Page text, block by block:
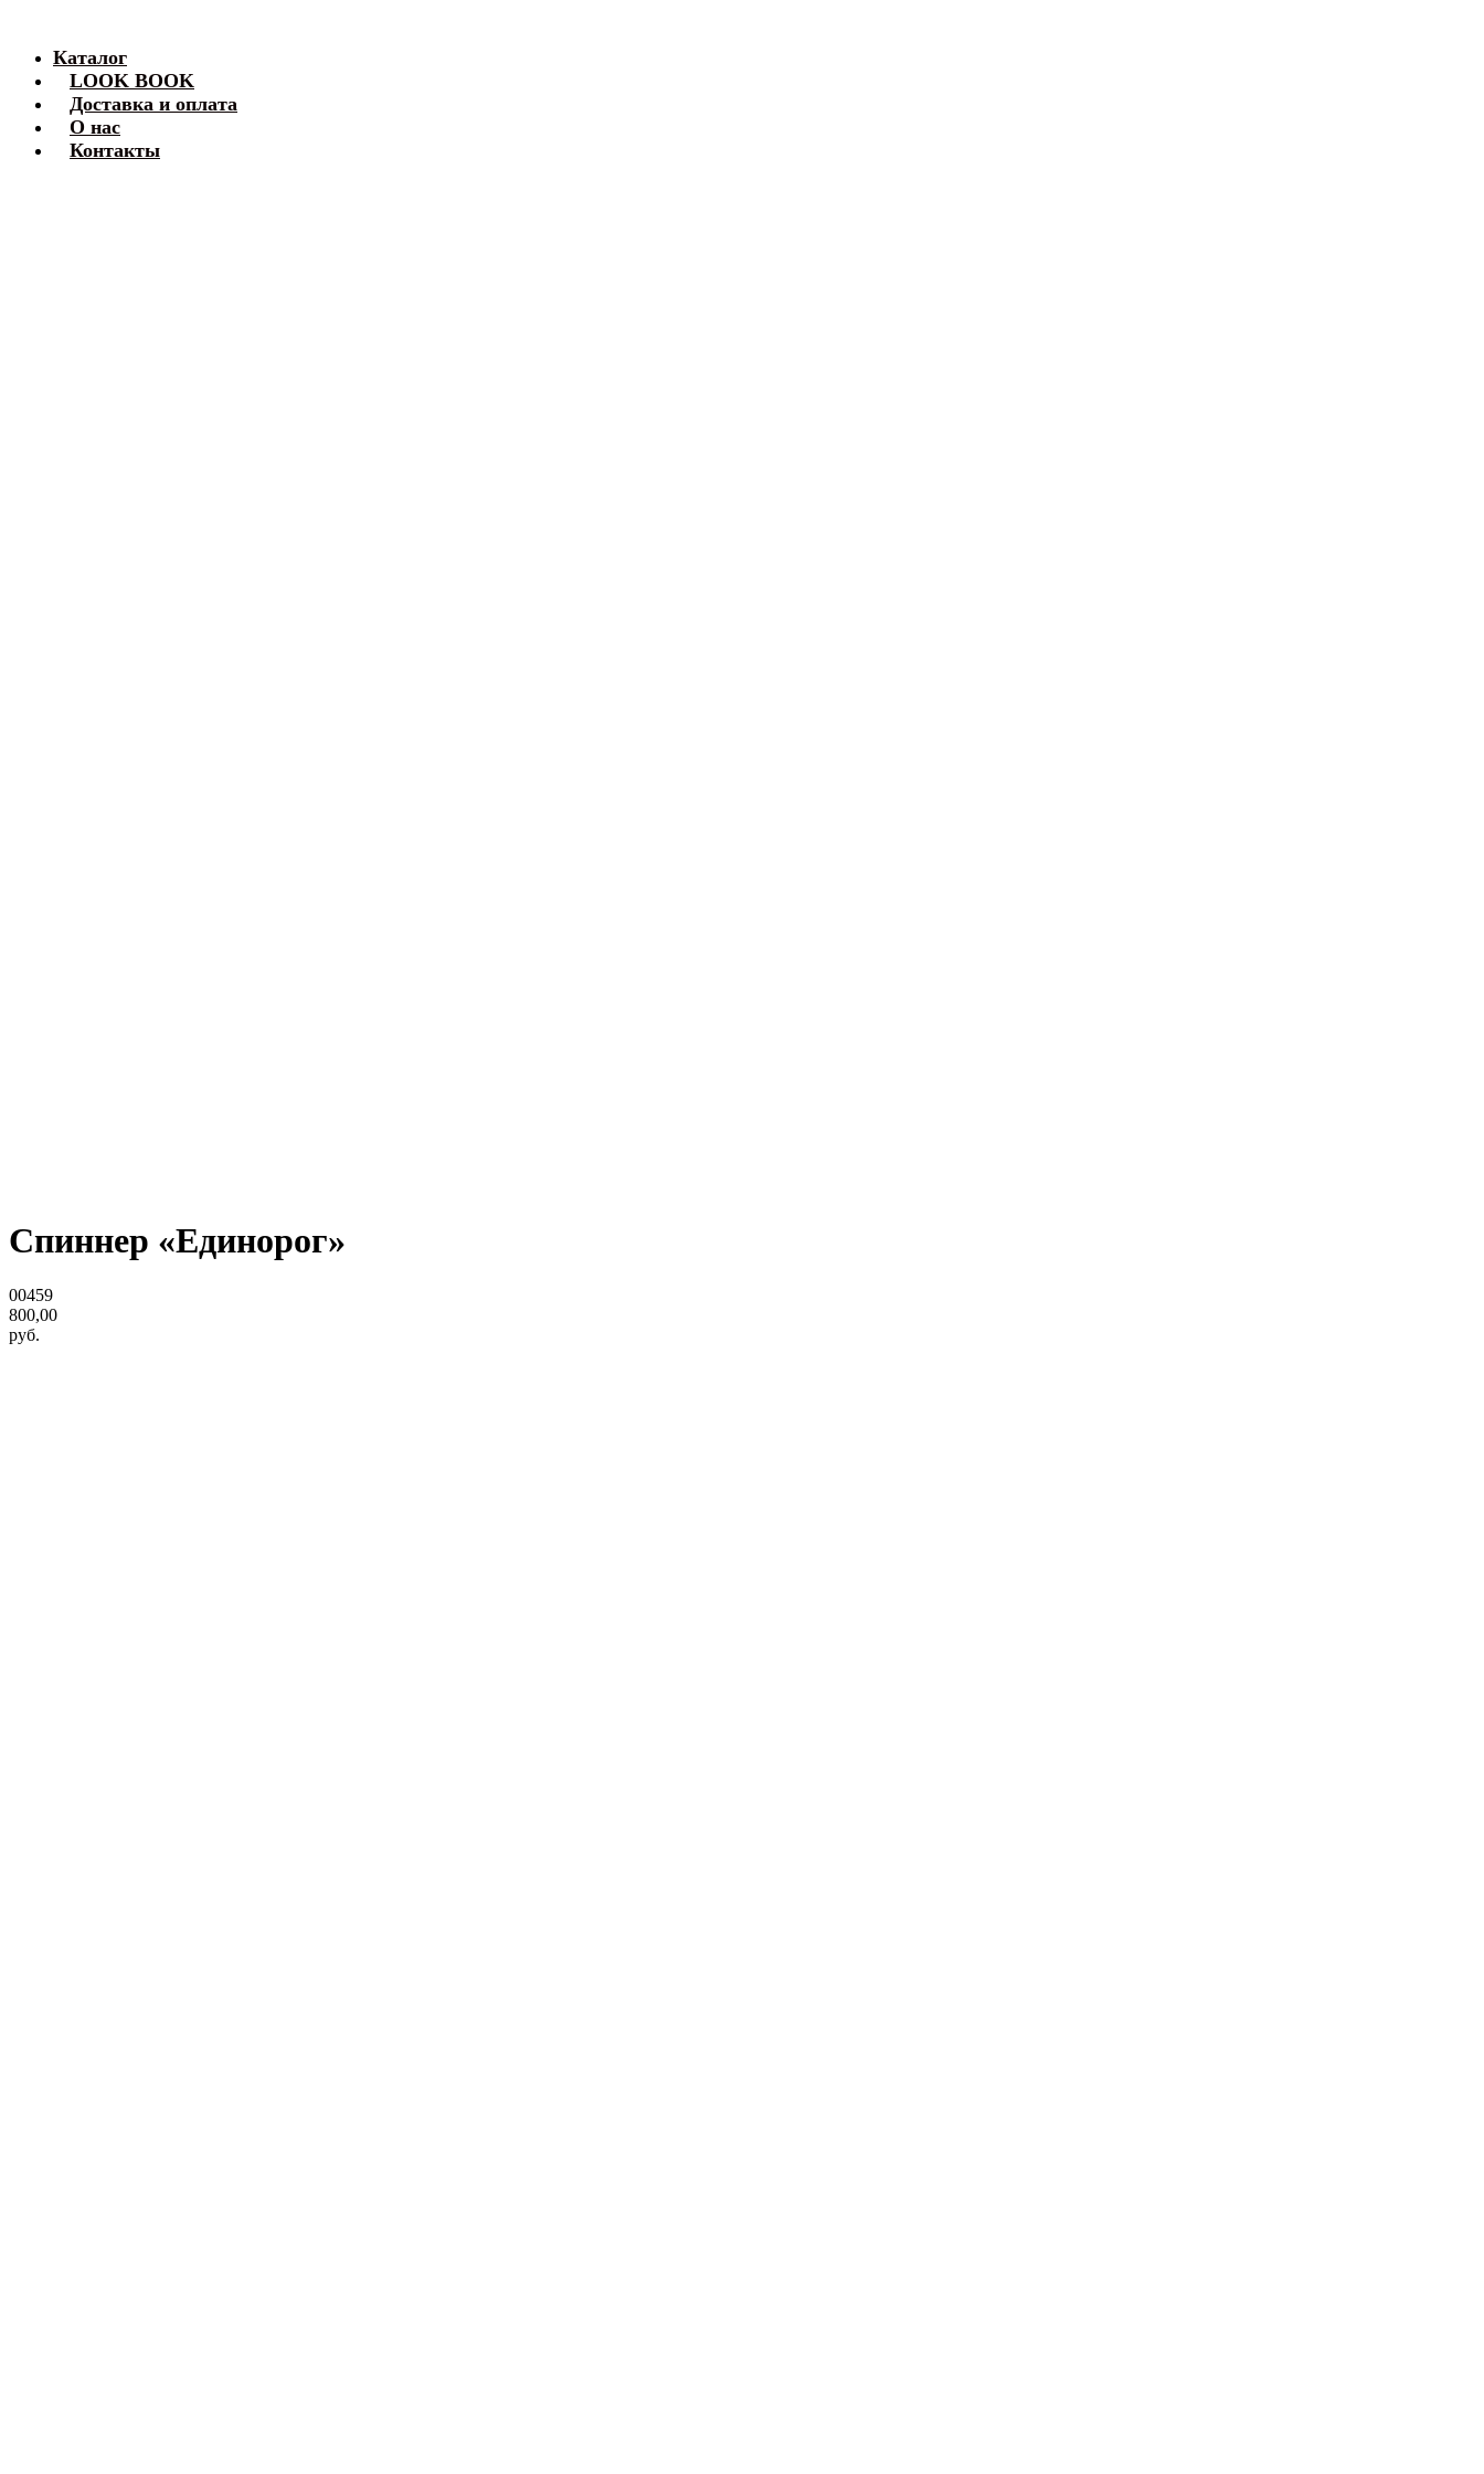
Каталог
LOOK BOOK
Доставка и оплата
О нас
Контакты
Спиннер «Единорог»
00459
800,00
руб.